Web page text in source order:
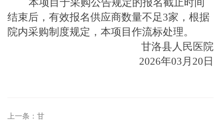
本项目于采购公告规定的报名截止时间
结束后，有效报名供应商数量不足3家，根据
院内采购制度规定 ，本项目作流标处理。
甘洛县人民医院
2026年03月 20 日
上一条：甘